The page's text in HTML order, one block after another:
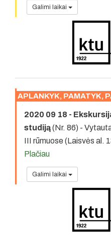
Galimi laikai
APLANKYK, PAMATYK,
2020 09 18 -
studiją(Nr. 86) -
III rūmuose (Laisvės al.
Plačiau
Galimi laikai